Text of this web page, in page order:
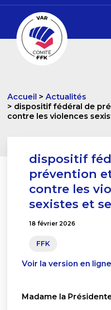
Accueil
Actualités
dispositif fédéral de
contre les violences
dispositif
prévention
contre les
sexistes et
18 février 2026
FFK
Voir la version en ligne
Madame la